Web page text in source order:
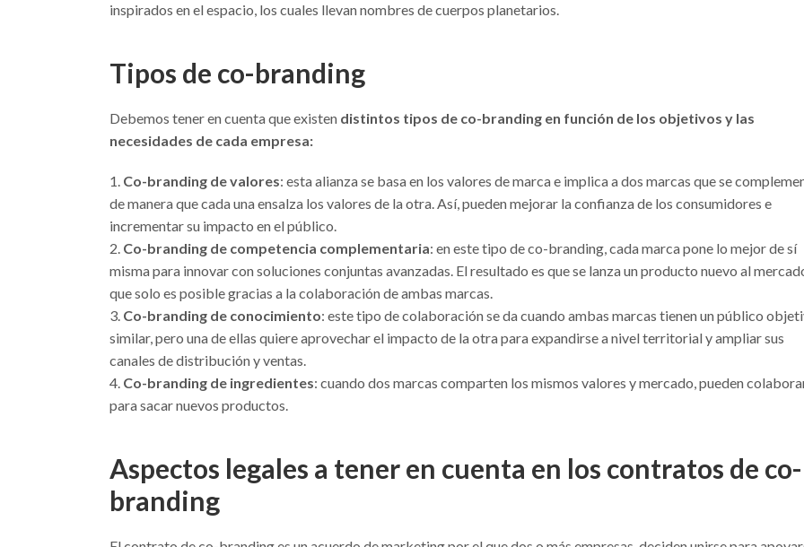
inspirados en el espacio, los cuales llevan nombres de cuerpos planetarios.
Tipos de co-branding
Debemos tener en cuenta que existen distintos tipos de co-branding en función de los objetivos y las
necesidades de cada empresa:
Co-branding de valores: esta alianza se basa en los valores de marca e implica a dos marcas que se
de manera que cada una ensalza los valores de la otra. Así, pueden mejorar la confianza de los consumidores e
incrementar su impacto en el público.
Co-branding de competencia complementaria: en este tipo de co-branding, cada marca pone lo mejor de sí
misma para innovar con soluciones conjuntas avanzadas. El resultado es que se lanza un producto nuevo al
que solo es posible gracias a la colaboración de ambas marcas.
Co-branding de conocimiento: este tipo de colaboración se da cuando ambas marcas tienen un público
similar, pero una de ellas quiere aprovechar el impacto de la otra para expandirse a nivel territorial y ampliar sus
canales de distribución y ventas.
Co-branding de ingredientes: cuando dos marcas comparten los mismos valores y mercado, pueden
para sacar nuevos productos.
Aspectos legales a tener en cuenta en los contratos de co-
branding